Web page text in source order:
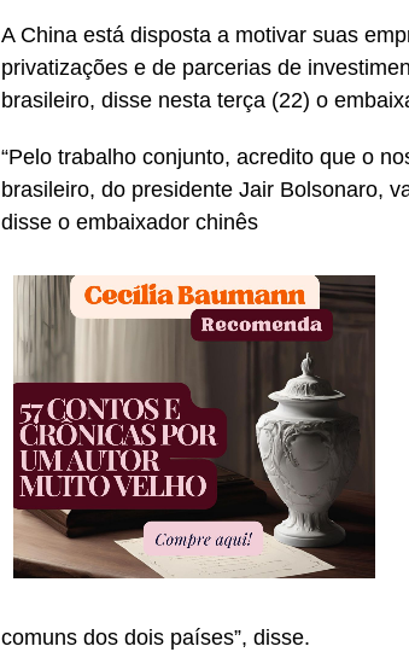
A China está disposta a motivar suas
privatizações e de parcerias de
brasileiro, disse nesta terça (22) o
“Pelo trabalho conjunto, acredito que o
brasileiro, do presidente Jair Bolsonaro,
disse o embaixador chinês
comuns dos dois países”, disse.